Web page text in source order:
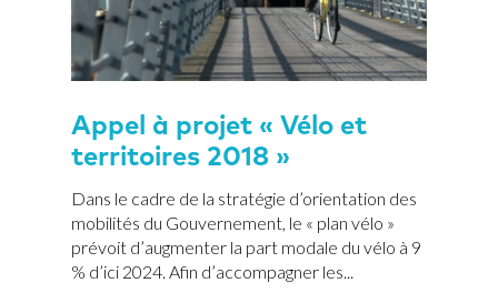
Appel à projet « Vélo et
territoires 2018 »
Dans le cadre de la stratégie d’orientation des
mobilités du Gouvernement, le « plan vélo »
prévoit d’augmenter la part modale du vélo à 9
% d’ici 2024. Afin d’accompagner les...